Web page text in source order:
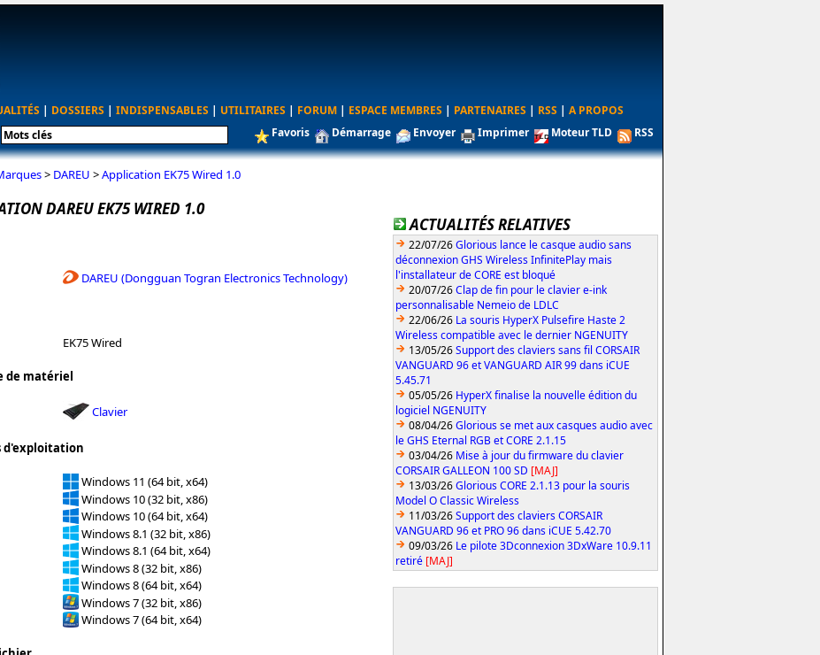
| DOSSIERS | INDISPENSABLES | UTILITAIRES | FORUM | ESPACE MEMBRES | PARTENAIRES | RSS | A PROPOS
Favoris Démarrage Envoyer Imprimer Moteur TLD RSS
> DAREU >Application EK75 Wired 1.0
DAREU EK75 WIRED 1.0
DAREU (Dongguan Togran Electronics Technology)
EK75 Wired
de matériel
Clavier
d'exploitation
Windows 11 (64 bit, x64)
Windows 10 (32 bit, x86)
Windows 10 (64 bit, x64)
Windows 8.1 (32 bit, x86)
Windows 8.1 (64 bit, x64)
Windows 8 (32 bit, x86)
Windows 8 (64 bit, x64)
Windows 7 (32 bit, x86)
Windows 7 (64 bit, x64)
ACTUALITÉS RELATIVES
22/07/26Glorious lance le casque audio sans
déconnexion GHS Wireless InfinitePlay mais
l'installateur de CORE est bloqué
20/07/26Clap de fin pour le clavier e-ink
personnalisable Nemeio de LDLC
22/06/26 La souris HyperX Pulsefire Haste 2
Wireless compatible avec le dernier NGENUITY
13/05/26Support des claviers sans fil CORSAIR
VANGUARD 96 et VANGUARD AIR 99 dans iCUE
5.45.71
05/05/26 HyperX finalise la nouvelle édition du
logiciel NGENUITY
08/04/26Glorious se met aux casques audio avec
le GHS Eternal RGB et CORE 2.1.15
03/04/26 Mise à jour du firmware du clavier
CORSAIR GALLEON 100 SD [MAJ]
13/03/26Glorious CORE 2.1.13 pour la souris
Model O Classic Wireless
11/03/26Support des claviers CORSAIR
VANGUARD 96 et PRO 96 dans iCUE 5.42.70
09/03/26 Le pilote 3Dconnexion 3DxWare 10.9.11
retiré [MAJ]